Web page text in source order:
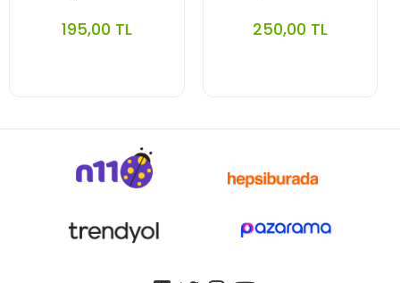
195,00 TL 250,00 TL